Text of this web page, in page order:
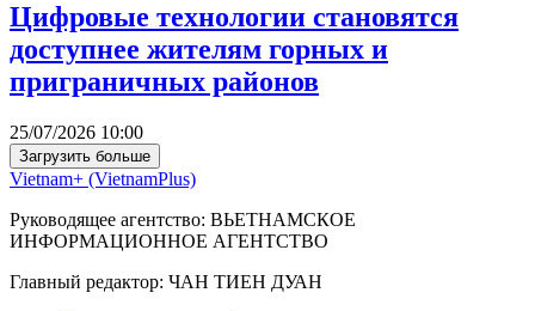
Цифровые технологии становятся
доступнее жителям горных и
приграничных районов
25/07/2026 10:00
Загрузить больше
Vietnam+ (VietnamPlus)
Руководящее агентство: ВЬЕТНАМСКОЕ
ИНФОРМАЦИОННОЕ АГЕНТСТВО
Главный редактор: ЧАН ТИЕН ДУАН